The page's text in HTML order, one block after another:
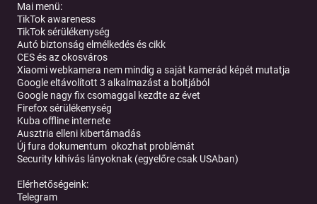
Mai menü:
TikTok awareness
TikTok sérülékenység
Autó biztonság elmélkedés és cikk
CES és az okosváros
Xiaomi webkamera nem mindig a saját kamerád képét mutatja
Google eltávolított 3 alkalmazást a boltjából
Google nagy fix csomaggal kezdte az évet
Firefox sérülékenység
Kuba offline internete
Ausztria elleni kibertámadás
Új fura dokumentum okozhat problémát
Security kihívás lányoknak (egyelőre csak USAban)
Elérhetőségeink:
Telegram